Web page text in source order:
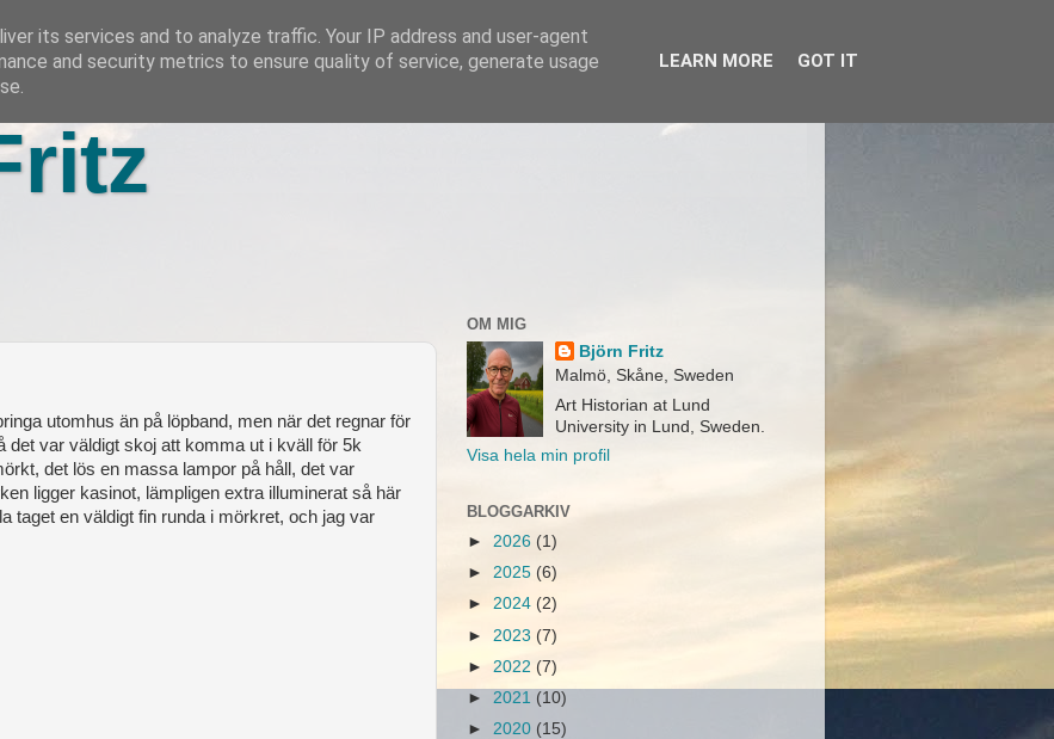
utomhus än på löpband, men när det regnar för
det var väldigt skoj att komma ut i kväll för 5k
det lös en massa lampor på håll, det var
ligger kasinot, lämpligen extra illuminerat så här
taget en väldigt fin runda i mörkret, och jag var
OM MIG
Björn Fritz
Malmö, Skåne, Sweden
Art Historian at Lund
University in Lund, Sweden.
Visa hela min profil
BLOGGARKIV
► 2026 (1)
► 2025 (6)
► 2024 (2)
► 2023 (7)
► 2022 (7)
► 2021 (10)
► 2020 (15)
its services and to analyze traffic. Your IP address and user-agent
and security metrics to ensure quality of service, generate usage
LEARN MORE GOT IT